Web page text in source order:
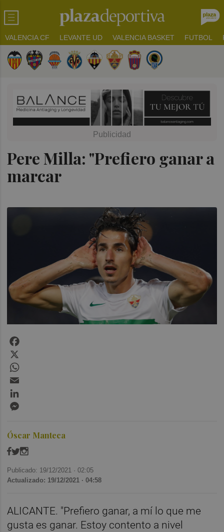
VALENCIA CF LEVANTE UD VALENCIA BASKET FUTBOL
Pere Milla: "Prefiero ganar a
marcar
Óscar Manteca
Publicado: 19/12/2021 ·02:05
Actualizado: 19/12/2021 · 04:58
ALICANTE. "Prefiero ganar, a mí lo que me
gusta es ganar. Estoy contento a nivel